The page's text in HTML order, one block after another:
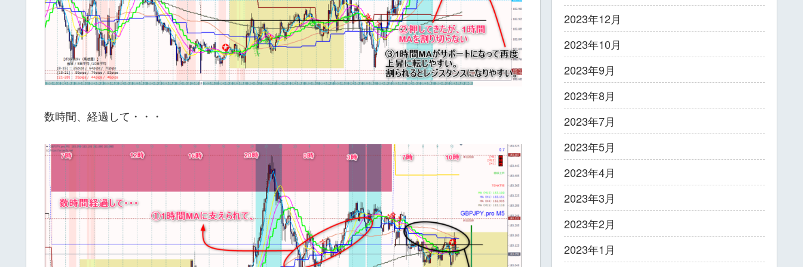
数時間、経過して・・・
2023年12月
2023年10月
2023年9月
2023年8月
2023年7月
2023年5月
2023年4月
2023年3月
2023年2月
2023年1月